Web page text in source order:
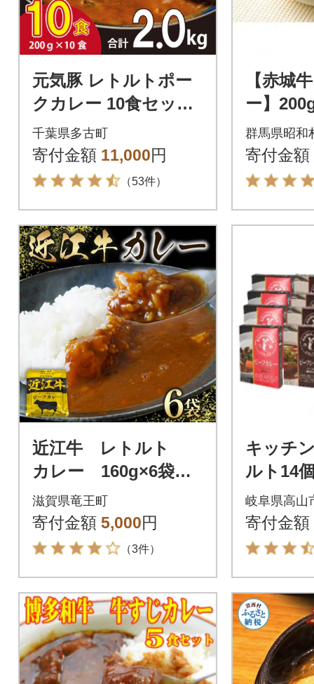
元気豚 レトルトポー
クカレー 10食セット
(200g×10袋・計2kg)
【常温保存】
千葉県多古町
寄付金額 11,000円
（53件）
【赤城
ー】
群馬県昭和
寄付金額
近江牛 レトルト
カレー 160g×6袋セ
ット K062
滋賀県竜王町
寄付金額 5,000円
（3件）
キッチ
ルト14
292
岐阜県高山
寄付金額